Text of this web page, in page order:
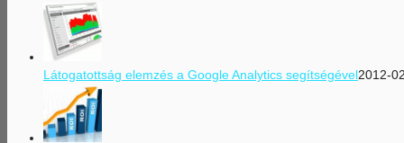
Látogatottság elemzés a Google Analytics segítségével2012-